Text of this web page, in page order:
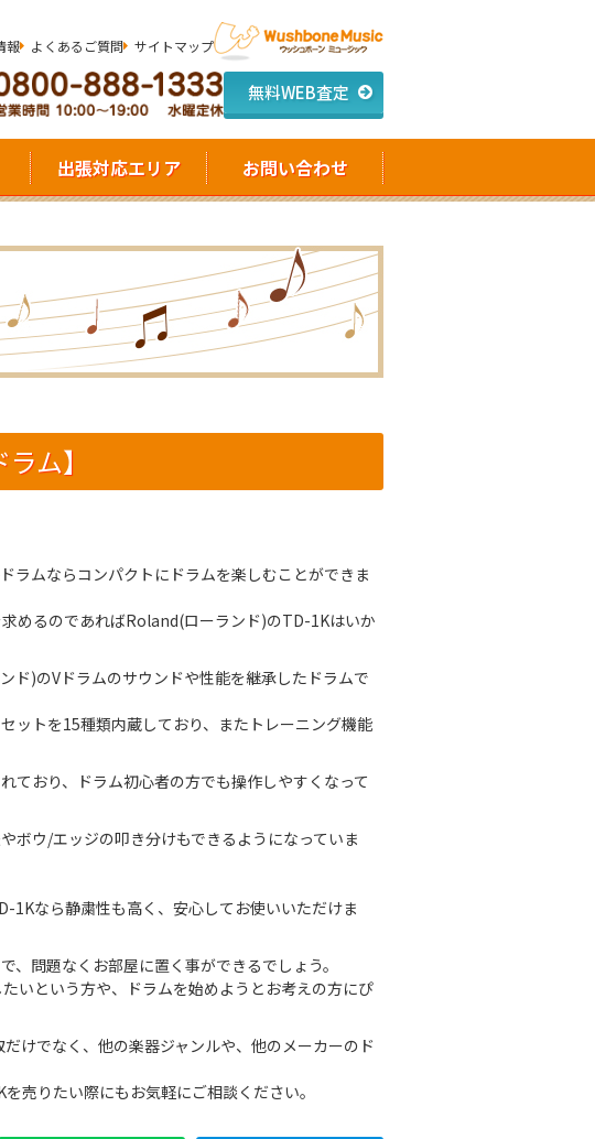
報 よくあるご質問 サイトマップ
無料WEB査定
出張対応エリア お問い合わせ
ム】
ラムならコンパクトにドラムを楽しむことができま
めるのであればRoland(ローランド)のTD-1Kはいか
)のVドラムのサウンドや性能を継承したドラムで
ットを15種類内蔵しており、またトレーニング機能
ており、ドラム初心者の方でも操作しやすくなって
ボウ/エッジの叩き分けもできるようになっていま
1Kなら静粛性も高く、安心してお使いいただけま
問題なくお部屋に置く事ができるでしょう。
いという方や、ドラムを始めようとお考えの方にぴ
けでなく、他の楽器ジャンルや、他のメーカーのド
売りたい際にもお気軽にご相談ください。